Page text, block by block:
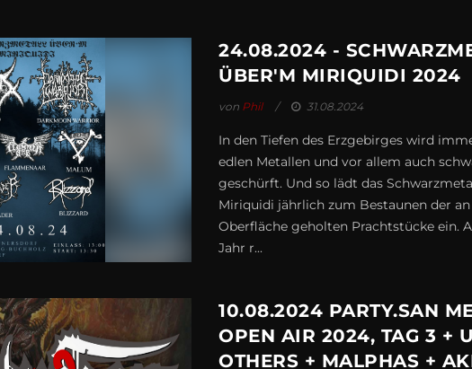
24.08.2024 -
ÜBER'M MIRIQUIDI 2024
von Phil 31.08.2024
In den Tiefen des Erzgebirges wird
edlen Metallen und vor allem auch
geschürft. Und so lädt das
Miriquidi jährlich zum Bestaunen der
Oberfläche geholten Prachtstücke ein.
Jahr r...
10.08.2024 PARTY.SAN
OPEN AIR 2024, TAG 3 +
OTHERS + MALPHAS +